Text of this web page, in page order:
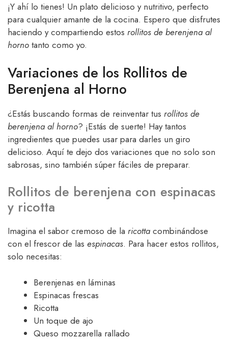
¡Y ahí lo tienes! Un plato delicioso y nutritivo, perfecto
para cualquier amante de la cocina. Espero que disfrutes
haciendo y compartiendo estos rollitos de berenjena al
horno tanto como yo.
Variaciones de los Rollitos de
Berenjena al Horno
¿Estás buscando formas de reinventar tus rollitos de
berenjena al horno? ¡Estás de suerte! Hay tantos
ingredientes que puedes usar para darles un giro
delicioso. Aquí te dejo dos variaciones que no solo son
sabrosas, sino también súper fáciles de preparar.
Rollitos de berenjena con espinacas
y ricotta
Imagina el sabor cremoso de la ricotta combinándose
con el frescor de las espinacas. Para hacer estos rollitos,
solo necesitas:
Berenjenas en láminas
Espinacas frescas
Ricotta
Un toque de ajo
Queso mozzarella rallado